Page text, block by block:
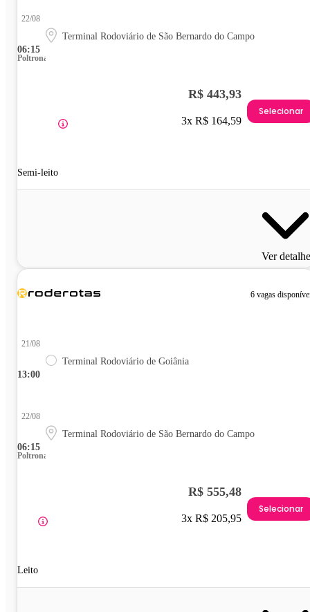
06:15
22/08
Terminal Rodoviário de São Bernardo do Campo
Poltrona
Semi-leito
R$ 443,93
3x R$ 164,59
Selecionar
Ver
6 vagas
13:00
21/08
Terminal Rodoviário de Goiânia
06:15
22/08
Terminal Rodoviário de São Bernardo do Campo
Poltrona
Leito
R$ 555,48
3x R$ 205,95
Selecionar